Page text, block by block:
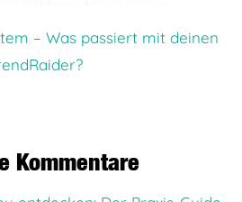
– Was passiert mit deinen
Kommentare